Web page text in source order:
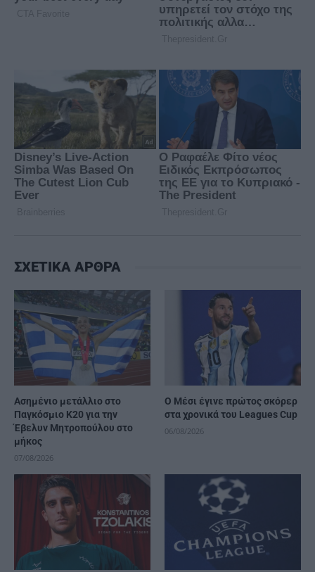
ΣΧΕΤΙΚΑ ΑΡΘΡΑ
Ασημένιο μετάλλιο στο
Παγκόσμιο Κ20 για την
Έβελυν Μητροπούλου στο
μήκος
07/08/2026
Ο Μέσι έγινε πρώτος σκόρερ
στα χρονικά του Leagues Cup
06/08/2026